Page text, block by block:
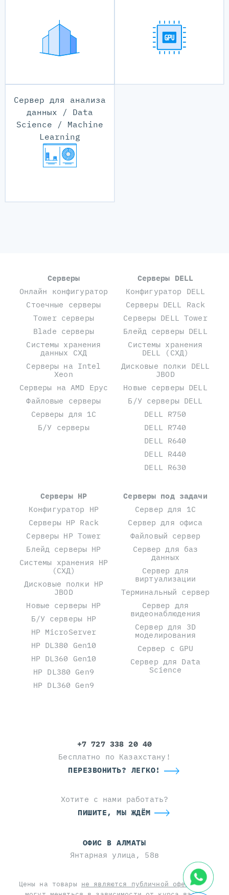
Сервер для анализа
данных / Data
Science / Machine
Learning
Серверы
Онлайн конфигуратор
Стоечные серверы
Tower серверы
Blade серверы
Системы хранения
данных СХД
Серверы на Intel
Xeon
Серверы на AMD Epyc
Файловые серверы
Серверы для 1С
Б/У серверы
Серверы DELL
Конфигуратор DELL
Серверы DELL Rack
Серверы DELL Tower
Блейд серверы DELL
Системы хранения
DELL (СХД)
Дисковые полки DELL
JBOD
Новые серверы DELL
Б/У серверы DELL
DELL R750
DELL R740
DELL R640
DELL R440
DELL R630
Серверы HP
Конфигуратор HP
Серверы HP Rack
Серверы HP Tower
Блейд серверы HP
Системы хранения HP
(СХД)
Дисковые полки HP
JBOD
Новые серверы HP
Б/У серверы HP
HP MicroServer
HP DL380 Gen10
HP DL360 Gen10
HP DL380 Gen9
HP DL360 Gen9
Серверы под задачи
Сервер для 1С
Сервер для офиса
Файловый сервер
Сервер для баз
данных
Сервер для
виртуализации
Терминальный сервер
Сервер для
видеонаблюдения
Сервер для 3D
моделирования
Сервер с GPU
Сервер для Data
Science
+7 727 338 20 40
Бесплатно по Казахстану!
ПЕРЕЗВОНИТЬ? ЛЕГКО!
Хотите с нами работать?
ПИШИТЕ, МЫ ЖДЁМ
ОФИС В АЛМАТЫ
Янтарная улица, 58в
Цены на товары не являются публичной офертойи